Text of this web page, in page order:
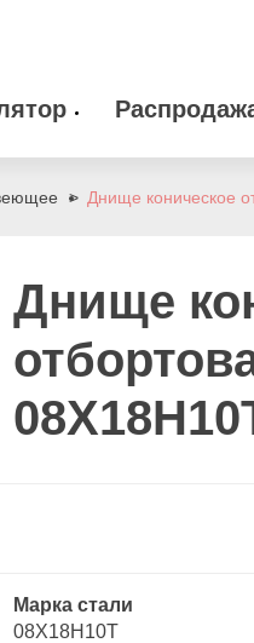
материалы
zakaz@arma-
Днище коническое
Днище
Марка стали
08Х18Н10Т